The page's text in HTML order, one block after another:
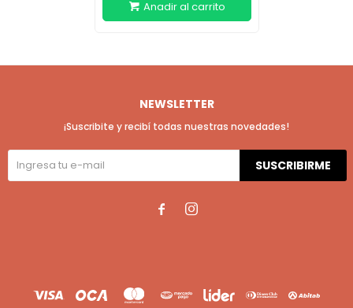
NEWSLETTER
¡Suscribite y recibí todas nuestras novedades!
SUSCRIBIRME
 